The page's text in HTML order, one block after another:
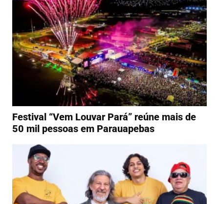
Festival “Vem Louvar Pará” reúne mais de
50 mil pessoas em Parauapebas